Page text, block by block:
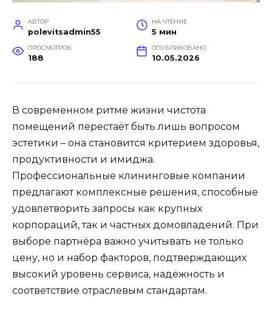
АВТОР
polevitsadmin55
НА ЧТЕНИЕ
5 мин
ПРОСМОТРОВ
188
ОПУБЛИКОВАНО
10.05.2026
В современном ритме жизни чистота
помещений перестаёт быть лишь вопросом
эстетики – она становится критерием здоровья,
продуктивности и имиджа.
Профессиональные клининговые компании
предлагают комплексные решения, способные
удовлетворить запросы как крупных
корпораций, так и частных домовладений. При
выборе партнёра важно учитывать не только
цену, но и набор факторов, подтверждающих
высокий уровень сервиса, надёжность и
соответствие отраслевым стандартам.